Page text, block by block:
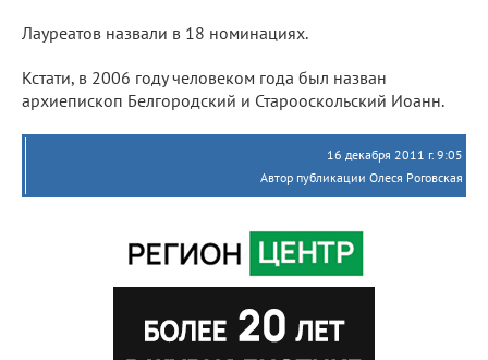
Лауреатов назвали в 18 номинациях.
Кстати, в 2006 году человеком года был назван
архиепископ Белгородский и Старооскольский Иоанн.
16 декабря 2011 г. 9:05
Автор публикации Олеся Роговская